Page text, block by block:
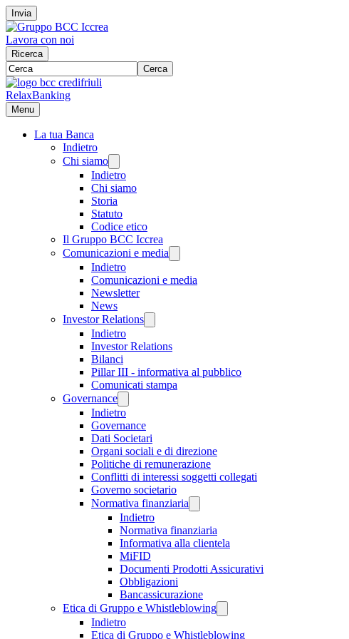
Invia
Lavora con noi
Ricerca
Cerca
RelaxBanking
Menu
La tua Banca
Indietro
Chi siamo
Indietro
Chi siamo
Storia
Statuto
Codice etico
Il Gruppo BCC Iccrea
Comunicazioni e media
Indietro
Comunicazioni e media
Newsletter
News
Investor Relations
Indietro
Investor Relations
Bilanci
Pillar III - informativa al pubblico
Comunicati stampa
Governance
Indietro
Governance
Dati Societari
Organi sociali e di direzione
Politiche di remunerazione
Conflitti di interessi soggetti collegati
Governo societario
Normativa finanziaria
Indietro
Normativa finanziaria
Informativa alla clientela
MiFID
Documenti Prodotti Assicurativi
Obbligazioni
Bancassicurazione
Etica di Gruppo e Whistleblowing
Indietro
Etica di Gruppo e Whistleblowing